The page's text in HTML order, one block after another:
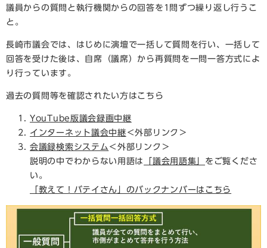
議員からの質問と執行機関からの回答を1問ずつ繰り返し行うこ
と。
長崎市議会では、はじめに演壇で一括して質問を行い、一括して
回答を受けた後は、自席（議席）から再質問を一問一答方式によ
り行っています。
過去の質問等を確認されたい方はこちら
YouTube版議会録画中継
インターネット議会中継 ＜外部リンク＞
会議録検索システム ＜外部リンク＞
説明の中でわからない用語は
「議会用語集」 をご覧くださ
い。
「教えて！バテイさん」のバックナンバーはこちら